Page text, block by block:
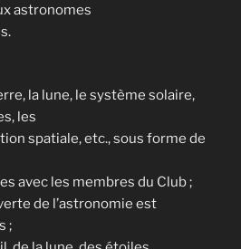
astronomes
la lune, le système solaire,
les
spatiale, etc., sous forme de
avec les membres du Club ;
de l’astronomie est
;